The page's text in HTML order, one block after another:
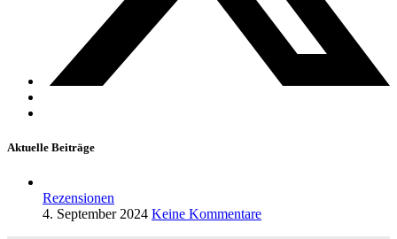
Aktuelle Beiträge
Rezensionen
4. September 2024 Keine Kommentare